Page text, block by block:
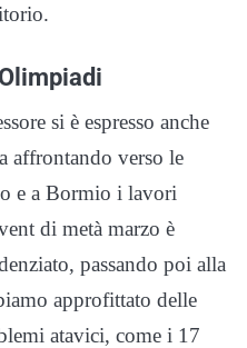
si è espresso anche
affrontando verso le
e a Bormio i lavori
di metà marzo è
passando poi alla
approfittato delle
atavici, come i 17